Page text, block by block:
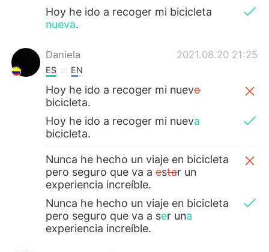
Hoy he ido a recoger mi bicicleta
nueva.
Daniela 2021.08.20 21:25
ES EN
Hoy he ido a recoger mi nuevo
bicicleta.
Hoy he ido a recoger mi nueva
bicicleta.
Nunca he hecho un viaje en bicicleta
pero seguro que va aestar un
experiencia increíble.
Nunca he hecho un viaje en bicicleta
pero seguro que va a ser una
experiencia increíble.